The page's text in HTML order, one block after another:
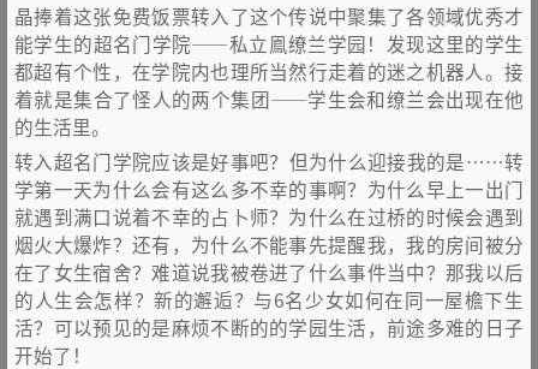
晶捧着这张免费饭票转入了这个传说中聚集了各领域优秀才
能学生的超名门学院——私立鳯缭兰学园！发现这里的学生
都超有个性，在学院内也理所当然行走着的迷之机器人。接
着就是集合了怪人的两个集团——学生会和缭兰会出现在他
的生活里。
转入超名门学院应该是好事吧？但为什么迎接我的是……转
学第一天为什么会有这么多不幸的事啊？为什么早上一出门
就遇到满口说着不幸的占卜师？为什么在过桥的时候会遇到
烟火大爆炸？还有，为什么不能事先提醒我，我的房间被分
在了女生宿舍？难道说我被卷进了什么事件当中？那我以后
的人生会怎样？新的邂逅？与6名少女如何在同一屋檐下生
活？可以预见的是麻烦不断的的学园生活，前途多难的日子
开始了！